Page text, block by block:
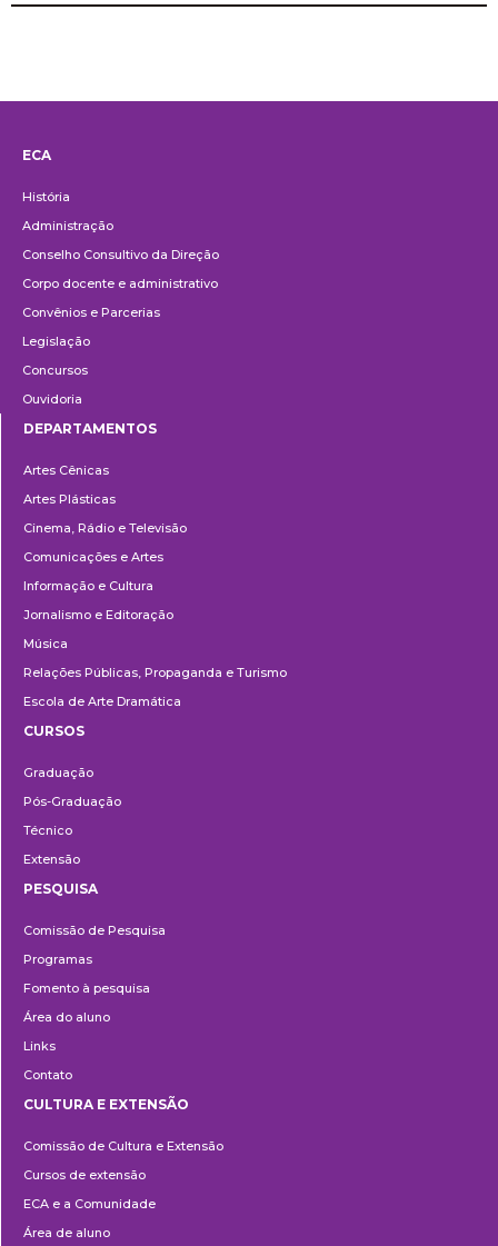
ECA
História
Administração
Conselho Consultivo da Direção
Corpo docente e administrativo
Convênios e Parcerias
Legislação
Concursos
Ouvidoria
DEPARTAMENTOS
Artes Cênicas
Artes Plásticas
Cinema, Rádio e Televisão
Comunicações e Artes
Informação e Cultura
Jornalismo e Editoração
Música
Relações Públicas, Propaganda e Turismo
Escola de Arte Dramática
CURSOS
Graduação
Pós-Graduação
Técnico
Extensão
PESQUISA
Comissão de Pesquisa
Programas
Fomento à pesquisa
Área do aluno
Links
Contato
e
Extensão
CULTURA E EXTENSÃO
Comissão de Cultura e Extensão
Cursos de extensão
ECA e a Comunidade
Área de aluno